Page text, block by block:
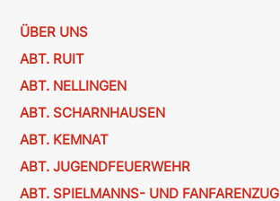
ÜBER UNS
ABT. RUIT
ABT. NELLINGEN
ABT. SCHARNHAUSEN
ABT. KEMNAT
ABT. JUGENDFEUERWEHR
ABT. SPIELMANNS- UND FANFARENZUG